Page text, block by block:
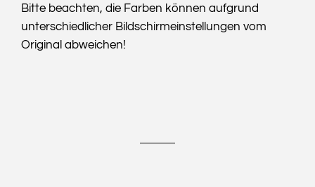
Bitte beachten, die Farben können aufgrund
unterschiedlicher Bildschirmeinstellungen vom
Original abweichen!